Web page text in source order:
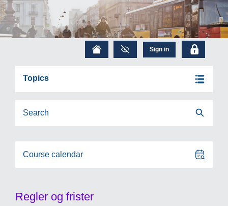
Topics
Search
Course calendar
Regler og frister